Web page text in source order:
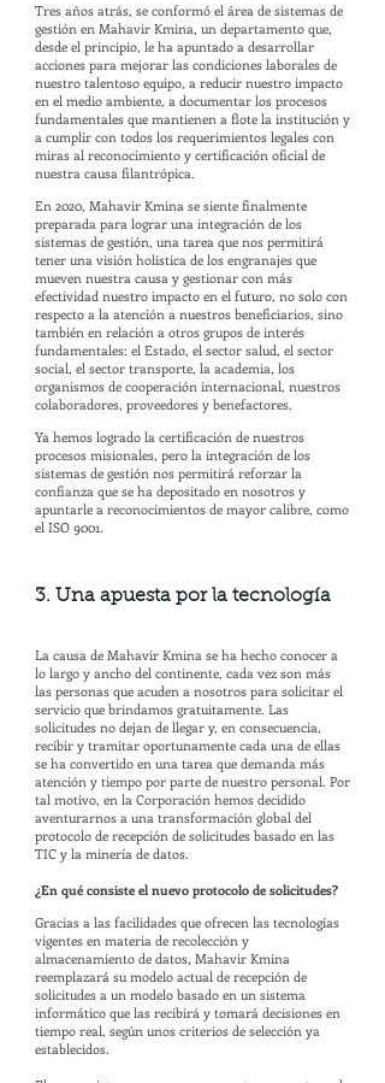
Tres años atrás, se conformó el área de sistemas de
gestión en Mahavir Kmina, un departamento que,
desde el principio, le ha apuntado a desarrollar
acciones para mejorar las condiciones laborales de
nuestro talentoso equipo, a reducir nuestro impacto
en el medio ambiente, a documentar los procesos
fundamentales que mantienen a flote la institución y
a cumplir con todos los requerimientos legales con
miras al reconocimiento y certificación oficial de
nuestra causa filantrópica.
En 2020, Mahavir Kmina se siente finalmente
preparada para lograr una integración de los
sistemas de gestión, una tarea que nos permitirá
tener una visión holística de los engranajes que
mueven nuestra causa y gestionar con más
efectividad nuestro impacto en el futuro, no solo con
respecto a la atención a nuestros beneficiarios, sino
también en relación a otros grupos de interés
fundamentales: el Estado, el sector salud, el sector
social, el sector transporte, la academia, los
organismos de cooperación internacional, nuestros
colaboradores, proveedores y benefactores.
Ya hemos logrado la certificación de nuestros
procesos misionales, pero la integración de los
sistemas de gestión nos permitirá reforzar la
confianza que se ha depositado en nosotros y
apuntarle a reconocimientos de mayor calibre, como
el ISO 9001.
3. Una apuesta por la tecnología
La causa de Mahavir Kmina se ha hecho conocer a
lo largo y ancho del continente, cada vez son más
las personas que acuden a nosotros para solicitar el
servicio que brindamos gratuitamente. Las
solicitudes no dejan de llegar y, en consecuencia,
recibir y tramitar oportunamente cada una de ellas
se ha convertido en una tarea que demanda más
atención y tiempo por parte de nuestro personal. Por
tal motivo, en la Corporación hemos decidido
aventurarnos a una transformación global del
protocolo de recepción de solicitudes basado en las
TIC y la minería de datos.
¿En qué consiste el nuevo protocolo de solicitudes?
Gracias a las facilidades que ofrecen las tecnologías
vigentes en materia de recolección y
almacenamiento de datos, Mahavir Kmina
reemplazará su modelo actual de recepción de
solicitudes a un modelo basado en un sistema
informático que las recibirá y tomará decisiones en
tiempo real, según unos criterios de selección ya
establecidos.